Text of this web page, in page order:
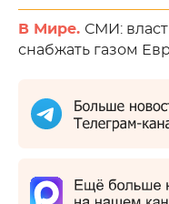
В Мире. СМИ:
снабжать газом